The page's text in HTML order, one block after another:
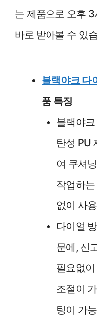
는 제품으로 오후
바로 받아볼 수 있
블랙야크 다
품 특징
블랙야
탄성 PU
여 쿠셔
작업하
없이 사
다이얼
문에, 신
필요없
조절이
팅이 가